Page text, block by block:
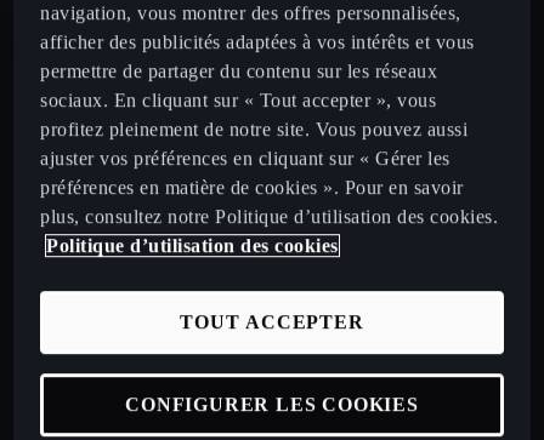
CUPRA Leon
CUPRA Leon Sportstourer
CUPRA Ateca 2020
Nos offres LLD à particuliers
navigation, vous montrer des offres personnalisées,
afficher des publicités adaptées à vos intérêts et vous
permettre de partager du contenu sur les réseaux
sociaux. En cliquant sur « Tout accepter », vous
profitez pleinement de notre site. Vous pouvez aussi
ajuster vos préférences en cliquant sur « Gérer les
préférences en matière de cookies ». Pour en savoir
plus, consultez notre Politique d’utilisation des cookies.
Politique d’utilisation des cookies
TOUT ACCEPTER
CONFIGURER LES COOKIES